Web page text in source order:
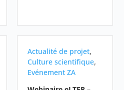
Actualité de projet,
Culture scientifique,
Evénement ZA